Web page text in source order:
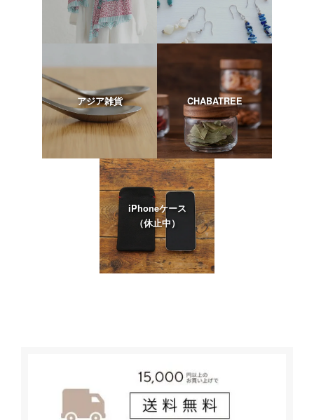
アジア雑貨 CHABATREE
iPhoneケース
（休止中）